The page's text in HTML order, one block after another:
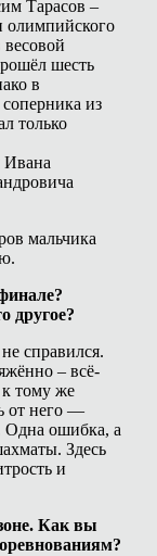
Тарасов –
олимпийского
шесть
в
соперника из
только
Ивана
мальчика
другое?
справился.
– всё-
тому же
от него —
Одна ошибка, а
Здесь
и
Как вы